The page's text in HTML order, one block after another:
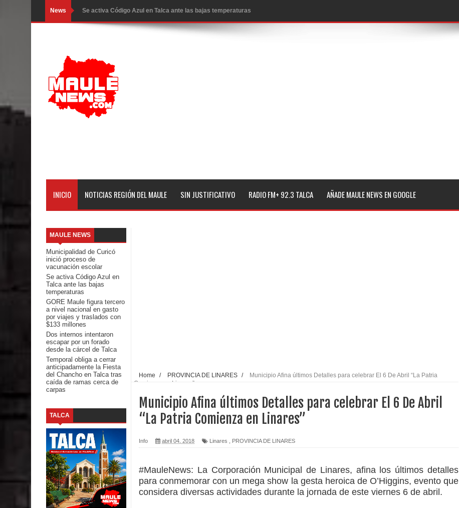
News Se activa Código Azul en Talca ante las bajas temperaturas
GORE Maule figura tercero a nivel nacional en gasto por viajes y traslados con $133 millones
Temporal obliga a cerrar anticipadamente la Fiesta del Chancho en Talca tras caída de ramas cerca de carpas
Miles llegan a la Plaza de Armas de Talca en el inicio de la Fiesta del Chancho 2026
Torneo de Asadores reúne a 13 equipos en la Fiesta del Chancho 2026 en Talca
Departamento Comunal de Salud de Curicó desarrollará jornada de vacunación contra la Influenza y otros
virus respiratorios
Banda linarense Los Remembers regresa de Brasil tras impulsar un intercambio musical y pedagógico con
comunidades escolares
Alta positividad en influenza hace que expertos reiteren llamado a vacunarse
Mario Meza endurece críticas contra ministra de Salud por dejar fuera a Linares: “No dará la cara”
Seremi de Desarrollo Social y Familia mantiene despliegue para apoyar a niños y adolescentes durante la
emergencia.
Del anime al K-pop: especialistas U. de Chile analizan el creciente interés por las culturas japonesa y coreana
Talca
Diputado Jorge Guzmán rechaza proyecto de interconexión eléctrica en la alta cordillera del Maule por su
impacto ambiental
INDAP entregó $189 millones en incentivos a usuarios de PRODESAL de la provincia de Linares
Municipalidad de Curicó apuesta a la innovación en tecnología educativa con nuevas pantallas interactivas del
INICIO NOTICIAS REGIÓN DEL MAULE SIN JUSTIFICATIVO RADIO FM+ 92.3 TALCA AÑADE MAULE NEWS EN GOOGLE
MAULE NEWS
Municipalidad de Curicó
inició proceso de
vacunación escolar
Se activa Código Azul en
Talca ante las bajas
temperaturas
GORE Maule figura tercero
a nivel nacional en gasto
por viajes y traslados con
$133 millones
Dos internos intentaron
escapar por un forado
desde la cárcel de Talca
Temporal obliga a cerrar
anticipadamente la Fiesta
del Chancho en Talca tras
caída de ramas cerca de
carpas
TALCA
Home / PROVINCIA DE LINARES /
Municipio Afina últimos Detalles para celebrar El 6 De Abril “La Patria
Comienza en Linares”
Municipio Afina últimos Detalles para celebrar El 6 De Abril
“La Patria Comienza en Linares”
Info abril 04, 2018 Linares PROVINCIA DE LINARES
#MauleNews: La Corporación Municipal de Linares, afina los últimos detalles
para conmemorar con un mega show la gesta heroica de O’Higgins, evento que
considera diversas actividades durante la jornada de este viernes 6 de abril.